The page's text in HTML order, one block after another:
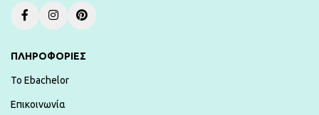
ΠΛΗΡΟΦΟΡΙΕΣ
To Ebachelor
Επικοινωνία